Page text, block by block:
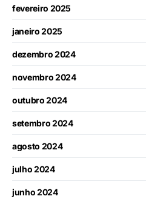
fevereiro 2025
janeiro 2025
dezembro 2024
novembro 2024
outubro 2024
setembro 2024
agosto 2024
julho 2024
junho 2024